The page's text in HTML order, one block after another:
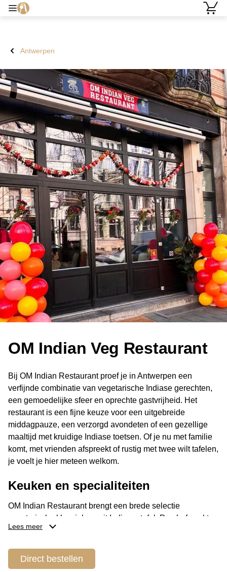
Antwerpen
OM Indian Veg Restaurant
Bij OM Indian Restaurant proef je in Antwerpen een
verfijnde combinatie van vegetarische Indiase gerechten,
een gemoedelijke sfeer en oprechte gastvrijheid. Het
restaurant is een fijne keuze voor een uitgebreide
middagpauze, een verzorgd avondeten of een gezellige
maaltijd met kruidige Indiase toetsen. Of je nu met familie
komt, met vrienden afspreekt of rustig met twee wilt tafelen,
je voelt je hier meteen welkom.
Keuken en specialiteiten
OM Indian Restaurant brengt een brede selectie
vegetarische klassiekers uit India op tafel. De chef werkt
met geurige specerijen, verse producten en vertrouwde
Je vindt er onder andere smaakvolle curry’s,
paneerbereidingen, Zuid-Indiase dosa, warm naanbrood,
Lees meer
Direct bestellen